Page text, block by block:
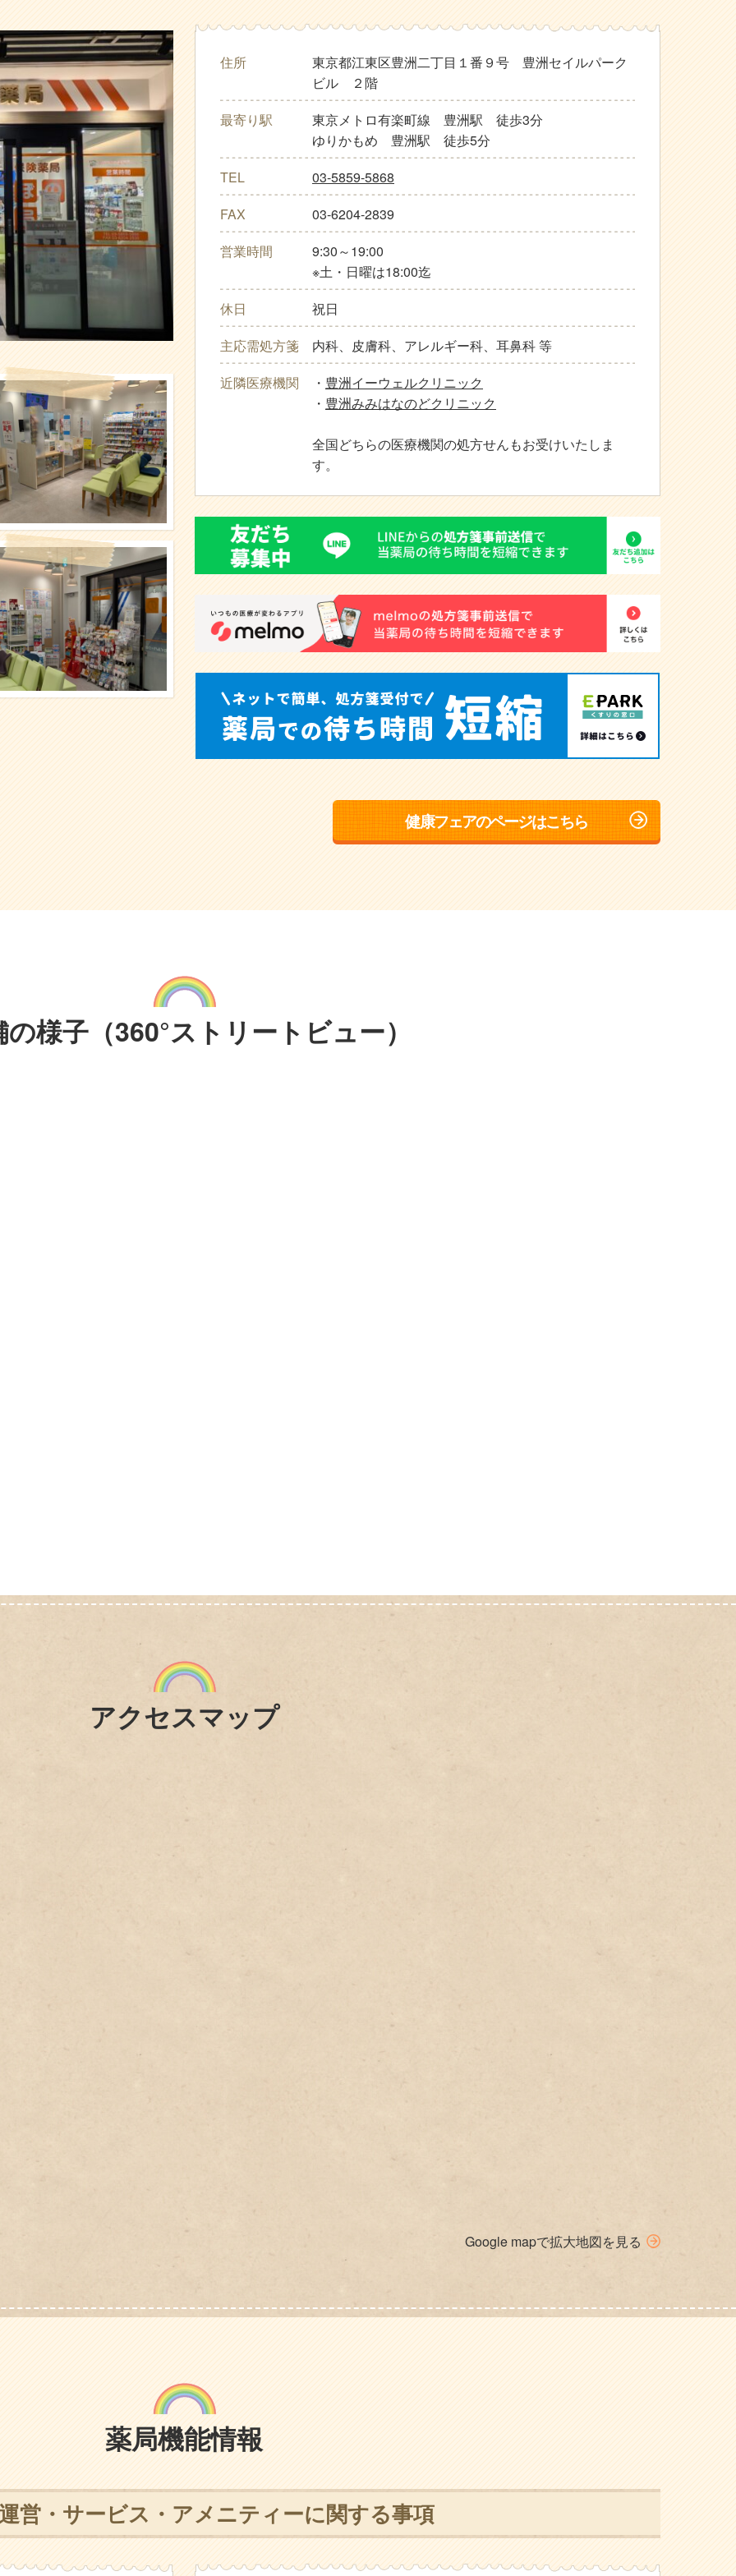
住所
東京都江東区豊洲二丁目１番９号 豊洲セイルパーク
ビル ２階
最寄り駅
東京メトロ有楽町線 豊洲駅 徒歩3分
ゆりかもめ 豊洲駅 徒歩5分
TEL
03-5859-5868
FAX
03-6204-2839
営業時間
9:30～19:00
※土・日曜は18:00迄
休日
祝日
主応需処方箋
内科、皮膚科、アレルギー科、耳鼻科 等
近隣医療機関
・ 豊洲イーウェルクリニック
・ 豊洲みみはなのどクリニック
全国どちらの医療機関の処方せんもお受けいたしま
す。
健康フェアのページはこちら
の様子 （360°ストリートビュー）
アクセスマップ
Google mapで拡大地図を見る
薬局機能情報
営・サービス・ アメニティーに関する事項